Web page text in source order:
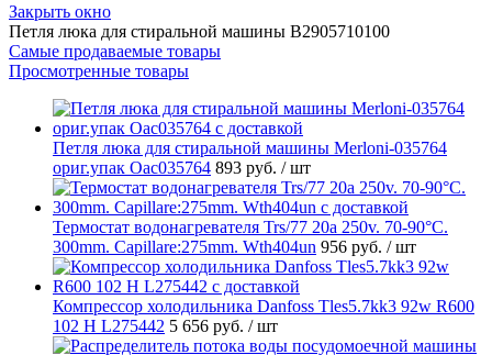
Закрыть окно
Петля люка для стиральной машины B2905710100
Самые продаваемые товары
Просмотренные товары
Петля люка для стиральной машины Merloni-035764
ориг.упак Oac035764 893 руб. / шт
Термостат водонагревателя Trs/77 20a 250v. 70-90°C.
300mm. Capillare:275mm. Wth404un 956 руб. / шт
Компрессор холодильника Danfoss Tles5.7kk3 92w R600
102 H L275442 5 656 руб. / шт